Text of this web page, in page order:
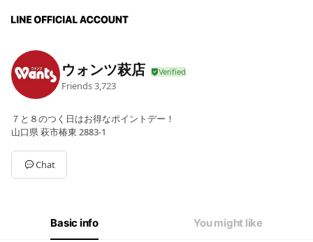
ウォンツ萩店
Friends3,723
７と８のつく日はお得なポイントデー！
山口県 萩市椿東 2883-1
Chat
Basic info You might like